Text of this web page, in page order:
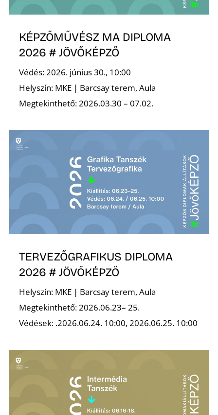
KÉPZŐMŰVÉSZ MA DIPLOMA
2026 # JÖVŐKÉPZŐ
Védés: 2026. június 30., 10:00
Helyszín: MKE | Barcsay terem, Aula
Megtekinthető: 2026.03.30 – 07.02.
TERVEZŐGRAFIKUS DIPLOMA
2026 # JÖVŐKÉPZŐ
Helyszín: MKE | Barcsay terem, Aula
Megtekinthető: 2026.06.23– 25.
Védések: .2026.06.24. 10:00, 2026.06.25. 10:00